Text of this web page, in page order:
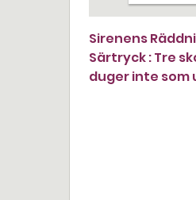
Sirenens
Särtryck : Tre
duger inte som